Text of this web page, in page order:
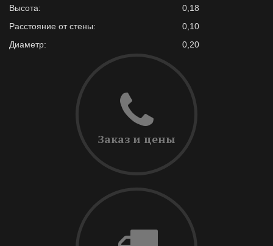
Высота:
0,18
Расстояние от стены:
0,10
Диаметр:
0,20
Заказ и цены